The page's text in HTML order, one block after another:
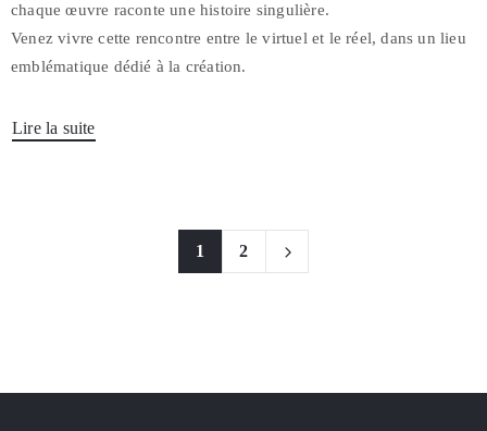
chaque œuvre raconte une histoire singulière.
Venez vivre cette rencontre entre le virtuel et le réel, dans un lieu
emblématique dédié à la création.
Lire la suite
1 2